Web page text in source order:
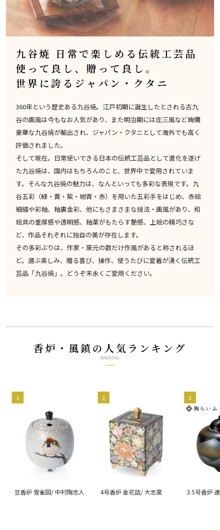
九谷焼 日常で楽しめる伝統工芸品
使って良し、贈って良し。
世界に誇るジャパン・クタニ
360年という歴史ある九谷焼。江戸初期に誕生したとされる古九
谷の画風は今もなお人気があり、また明治期には庄三風など絢爛
豪華な九谷焼が輸出され、ジャパン・クタニとして海外でも高く
評価されました。
そして現在。日常使いできる日本の伝統工芸品として進化を遂げ
た九谷焼は、国内はもちろんのこと、世界中で愛用されていま
す。そんな九谷焼の魅力は、なんといっても多彩な表現です。九
谷五彩（緑・黄・紫・紺青・赤）を用いた五彩手をはじめ、赤絵
細描や彩釉、釉裏金彩、他にもさまさまな技法・画風があり、和
絵具の重厚感や透明感、釉薬がもたらす艶感、上絵の精巧さな
ど、作品それぞれに独自の美が存在します。
その多彩ぶりは、作家・窯元の数だけ作風があると称されるほ
ど。選ぶ楽しみ、贈る喜び、操作、使うたびに愛着が湧く伝統工
芸品「九谷焼」。どうぞ末永くご愛用ください。
香炉・風鎮の人気ランキング
RANKING
1
豆香炉 雪雀図/ 中村陶志人
2
4号香炉 金花詰/ 大志窯
3
3.5号香炉